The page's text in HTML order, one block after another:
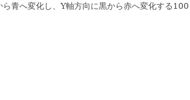
ら青へ変化し、Y軸方向に黒から赤へ変化する